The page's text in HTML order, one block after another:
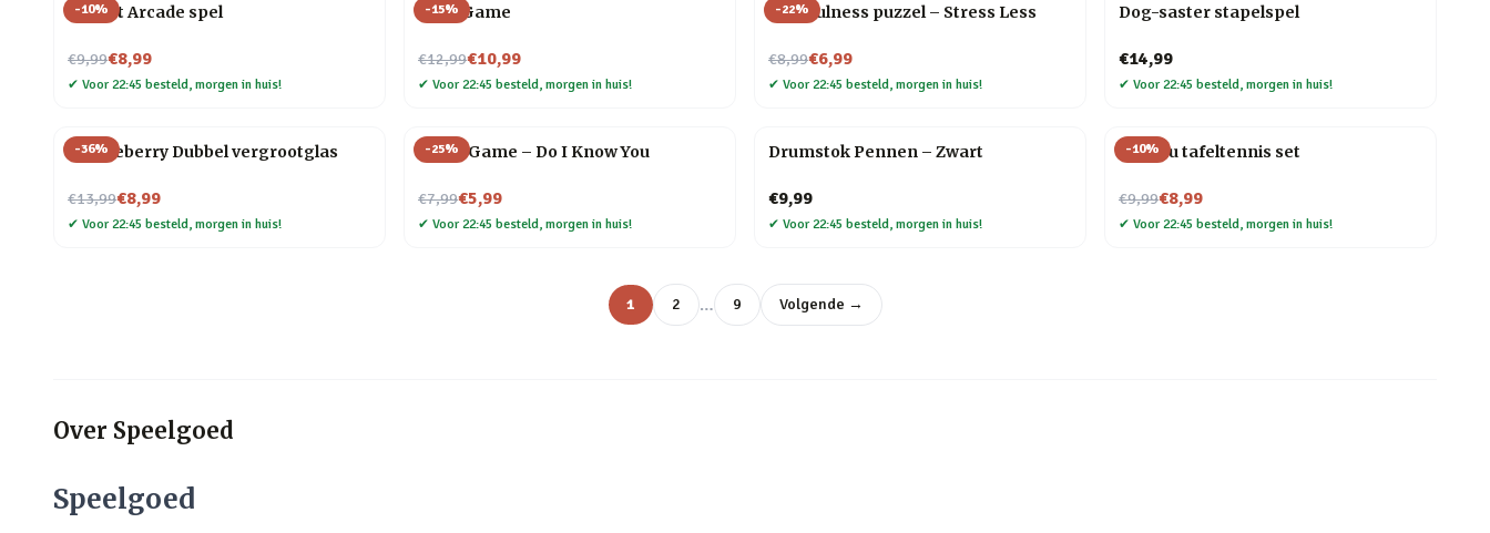
-10%
Pocket Arcade spel
€9,99
Nu voor€8,99
✔ Voor 22:45 besteld, morgen in huis!
-15%
Knot Game
€12,99
Nu voor€10,99
✔ Voor 22:45 besteld, morgen in huis!
-22%
Mindfulness puzzel – Stress Less
€8,99
Nu voor€6,99
✔ Voor 22:45 besteld, morgen in huis!
Dog-saster stapelspel
€14,99
✔ Voor 22:45 besteld, morgen in huis!
-36%
Huckleberry Dubbel vergrootglas
€13,99
Nu voor€8,99
✔ Voor 22:45 besteld, morgen in huis!
-25%
Trivia Game – Do I Know You
€7,99
Nu voor€5,99
✔ Voor 22:45 besteld, morgen in huis!
Drumstok Pennen – Zwart
€9,99
✔ Voor 22:45 besteld, morgen in huis!
-10%
Bureau tafeltennis set
€9,99
Nu voor€8,99
✔ Voor 22:45 besteld, morgen in huis!
1 2 … 9 Volgende →
Over Speelgoed
Speelgoed